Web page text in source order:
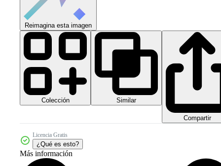
Reimagina esta imagen
Colección Similar
Compartir
Licencia Gratis
¿Qué es esto?
Más información